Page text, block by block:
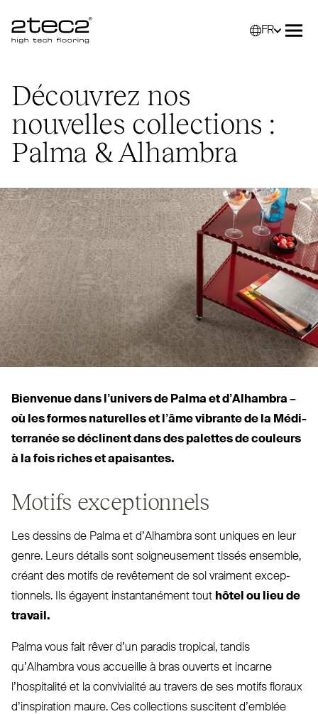
Primary
FR
Découvrez nos
nouvelles collections :
Palma &Alhambra
Bienvenue dans l’univers de Palma et d’Alhambra –
où les formes naturelles et l’âme vibrante de la Médi­
terranée se déclinent dans des palettes de couleurs
à la fois riches et apaisantes.
Motifs exceptionnels
Les dessins de Palma et d’Alhambra sont uniques en leur
genre. Leurs détails sont soi­gneusement tissés ensemble,
créant des motifs de revêtement de sol vraiment excep­
tionnels. Ils égayent ins­tan­tanément tout hôtel ou lieu de
travail.
Palma vous fait rêver d’un paradis tropical, tandis
qu’Alhambra vous accueille à bras ouverts et incarne
l’hospitalité et la convi­vialité au travers de ses motifs floraux
d’inspiration maure. Ces col­lections suscitent d’emblée